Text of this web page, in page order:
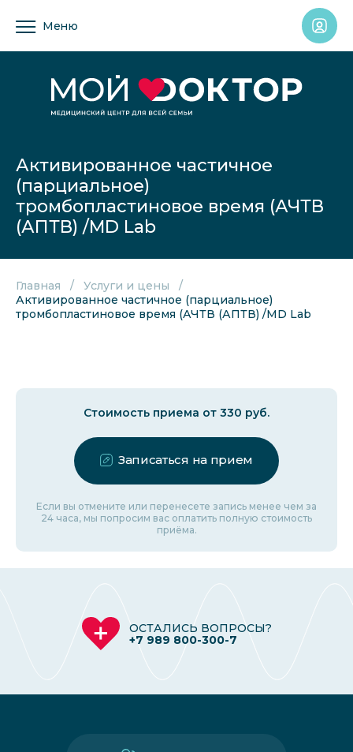
Меню
Активированное частичное
(парциальное)
тромбопластиновое время (АЧТВ
(АПТВ) /MD Lab
Главная
Услуги и цены
Активированное частичное (парциальное)
тромбопластиновое время (АЧТВ (АПТВ) /MD Lab
Стоимость приема от 330 руб.
Записаться на прием
Если вы отмените или перенесете запись менее чем за
24 часа, мы попросим вас оплатить полную стоимость
приёма.
ОСТАЛИСЬ ВОПРОСЫ?
+7 989 800-300-7